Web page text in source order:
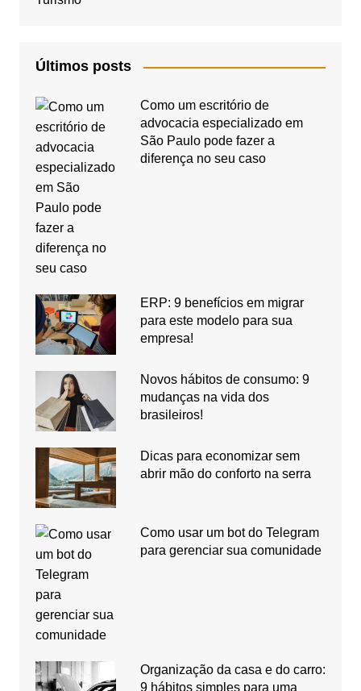
Últimos posts
Como um escritório de
advocacia especializado em
São Paulo pode fazer a
diferença no seu caso
ERP: 9 benefícios em migrar
para este modelo para sua
empresa!
Novos hábitos de consumo: 9
mudanças na vida dos
brasileiros!
Dicas para economizar sem
abrir mão do conforto na serra
Como usar um bot do Telegram
para gerenciar sua comunidade
Organização da casa e do carro:
9 hábitos simples para uma